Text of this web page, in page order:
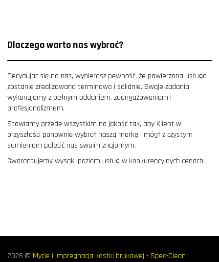
Dlaczego warto nas wybrać?
Decydując się na nas, wybierasz pewność, że powierzona usługa
zostanie zrealizowana terminowo i solidnie. Swoje zadania
wykonujemy z pełnym oddaniem, zaangażowaniem i
profesjonalizmem.
Stawiamy przede wszystkim na jakość tak, aby Klient w
przyszłości ponownie wybrał naszą markę i mógł z czystym
sumieniem polecić nas swoim znajomym.
Gwarantujemy wysoki poziom usług w konkurencyjnych cenach.
2026 © Mycie i impregnacja kostki brukowej - Spec-Clean